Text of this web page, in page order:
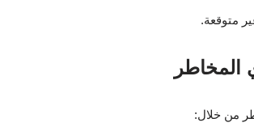
متوقعة.
المخاطر
من خلال: